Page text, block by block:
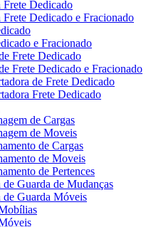
Frete Dedicado
Frete Dedicado e Fracionado
e Fracionado
Frete Dedicado
Frete Dedicado e Fracionado
de Frete Dedicado
Frete Dedicado
de Cargas
de Moveis
de Cargas
de Moveis
de Pertences
de Guarda de Mudanças
de Guarda Móveis